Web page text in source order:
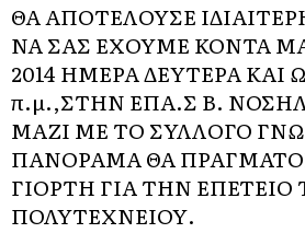
ΘΑ ΑΠΟΤΕΛΟΥΣΕ
ΝΑ ΣΑΣ ΕΧΟΥΜΕ ΚΟΝΤΑ
2014 ΗΜΕΡΑ ΔΕΥΤΕΡΑ ΚΑΙ
π.μ.,ΣΤΗΝ ΕΠΑ.Σ Β.
ΜΑΖΙ ΜΕ ΤΟ ΣΥΛΛΟΓΟ
ΠΑΝΟΡΑΜΑ΄΄ ΘΑ
ΓΙΟΡΤΗ ΓΙΑ ΤΗΝ ΕΠΕΤΕΙΟ
ΠΟΛΥΤΕΧΝΕΙΟΥ.